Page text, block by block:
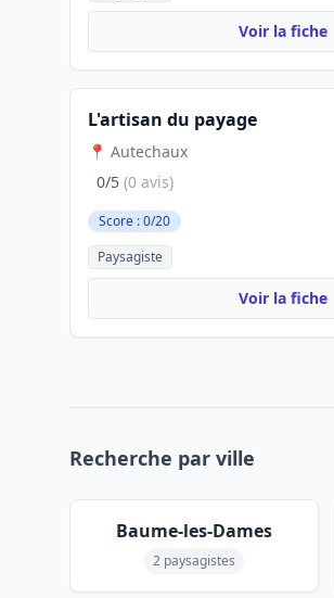
Voir la fiche
L'artisan du payage
📍 Autechaux
0/5 (0 avis)
Score : 0/20
Paysagiste
Voir la fiche
Recherche par ville
Baume-les-Dames
2 paysagistes